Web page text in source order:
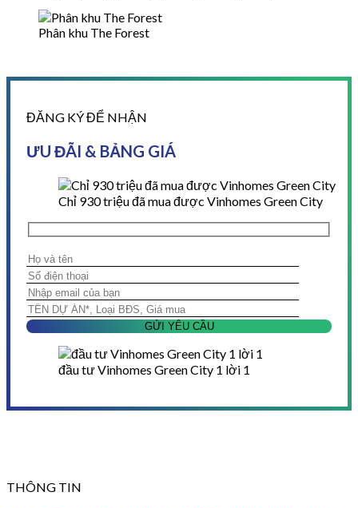
Phân khu The Forest
ĐĂNG KÝ ĐỂ NHẬN
ƯU ĐÃI & BẢNG GIÁ
Chỉ 930 triệu đã mua được Vinhomes Green City
đầu tư Vinhomes Green City 1 lời 1
THÔNG TIN